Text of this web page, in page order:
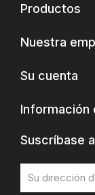
Productos
Nuestra
Su cuenta
Información
Suscríbase